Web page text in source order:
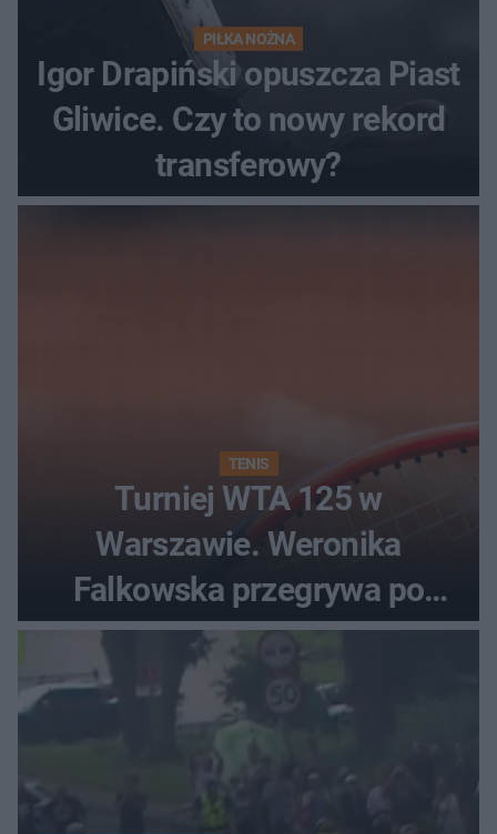
PIŁKA NOŻNA
Igor Drapiński opuszcza Piast
Gliwice. Czy to nowy rekord
transferowy?
TENIS
Turniej WTA 125 w
Warszawie. Weronika
Falkowska przegrywa po
zaciętym boju